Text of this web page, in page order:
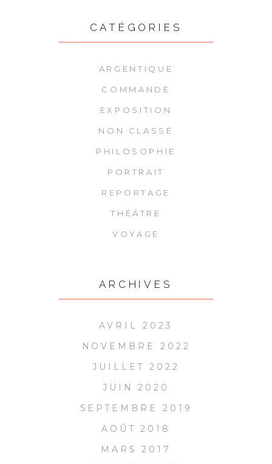
CATÉGORIES
ARGENTIQUE
COMMANDE
EXPOSITION
NON CLASSÉ
PHILOSOPHIE
PORTRAIT
REPORTAGE
THÉÂTRE
VOYAGE
ARCHIVES
AVRIL 2023
NOVEMBRE 2022
JUILLET 2022
JUIN 2020
SEPTEMBRE 2019
AOÛT 2018
MARS 2017